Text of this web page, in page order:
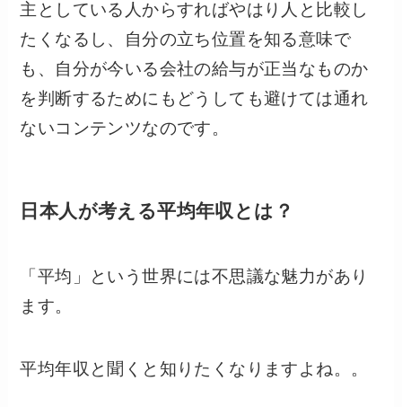
主としている人からすればやはり人と比較し
たくなるし、自分の立ち位置を知る意味で
も、自分が今いる会社の給与が正当なものか
を判断するためにもどうしても避けては通れ
ないコンテンツなのです。
日本人が考える平均年収とは？
「平均」という世界には不思議な魅力があり
ます。
平均年収と聞くと知りたくなりますよね。。